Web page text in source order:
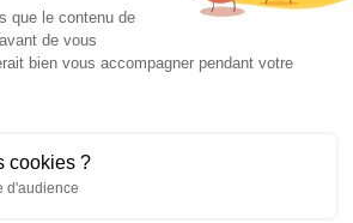
que le contenu de
de vous
bien vous accompagner pendant votre
cookies ?
d'audience